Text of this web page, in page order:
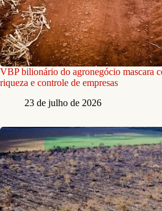
VBP bilionário do agronegócio mascara
riqueza e controle de empresas
23 de julho de 2026